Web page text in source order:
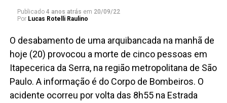
Publicado 4 anos atrás em 20/09/22
Por Lucas Rotelli Raulino
O desabamento de uma arquibancada na manhã de
hoje (20) provocou a morte de cinco pessoas em
Itapecerica da Serra, na região metropolitana de São
Paulo. A informação é do Corpo de Bombeiros. O
acidente ocorreu por volta das 8h55 na Estrada